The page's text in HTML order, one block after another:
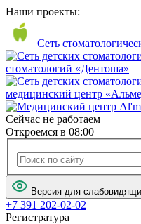
Наши проекты:
Сеть
стоматологий «Дентоша»
медицинский центр
Сейчас не работаем
Откроемся в 08:00
Версия для
+7 391 202-02-02
Регистратура